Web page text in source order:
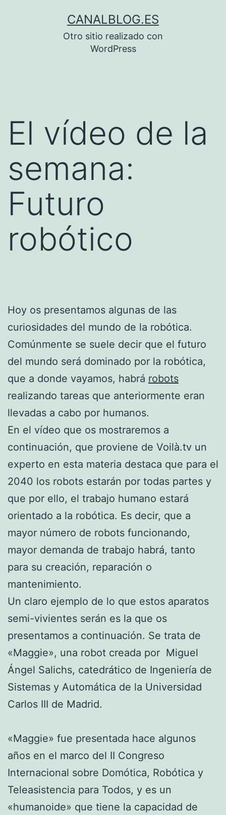
CANALBLOG.ES
Otro sitio realizado con
WordPress
El vídeo de la
semana:
Futuro
robótico
Hoy os presentamos algunas de las
curiosidades del mundo de la robótica.
Comúnmente se suele decir que el futuro
del mundo será dominado por la robótica,
que a donde vayamos, habrá robots
realizando tareas que anteriormente eran
llevadas a cabo por humanos.
En el vídeo que os mostraremos a
continuación, que proviene de Voilà.tv un
experto en esta materia destaca que para el
2040 los robots estarán por todas partes y
que por ello, el trabajo humano estará
orientado a la robótica. Es decir, que a
mayor número de robots funcionando,
mayor demanda de trabajo habrá, tanto
para su creación, reparación o
mantenimiento.
Un claro ejemplo de lo que estos aparatos
semi-vivientes serán es la que os
presentamos a continuación. Se trata de
«Maggie», una robot creada por Miguel
Ángel Salichs, catedrático de Ingeniería de
Sistemas y Automática de la Universidad
Carlos III de Madrid.
«Maggie» fue presentada hace algunos
años en el marco del II Congreso
Internacional sobre Domótica, Robótica y
Teleasistencia para Todos, y es un
«humanoide» que tiene la capacidad de